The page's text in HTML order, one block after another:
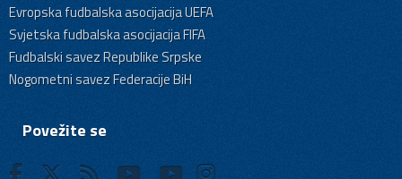
Evropska fudbalska asocijacija UEFA
Svjetska fudbalska asocijacija FIFA
Fudbalski savez Republike Srpske
Nogometni savez Federacije BiH
Povežite se